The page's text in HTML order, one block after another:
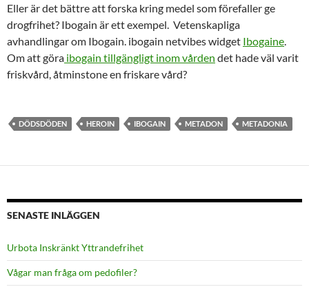
Eller är det bättre att forska kring medel som förefaller ge
drogfrihet? Ibogain är ett exempel. Vetenskapliga
avhandlingar om Ibogain. ibogain netvibes widget Ibogaine
Om att göra ibogain tillgängligt inom vården det hade väl varit
friskvård, åtminstone en friskare vård?
DÖDSDÖDEN HEROIN IBOGAIN METADON METADONIA
SENASTE INLÄGGEN
Urbota Inskränkt Yttrandefrihet
Vågar man fråga om pedofiler?